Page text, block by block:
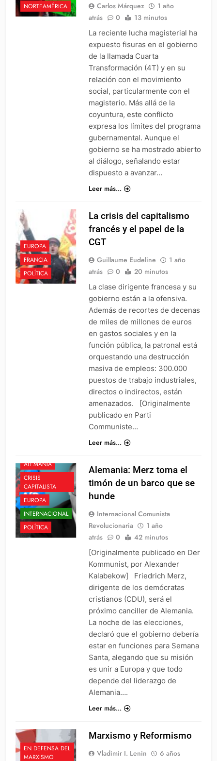
NORTEAMÉRICA
Carlos Márquez
1 año
atrás
0 13 minutos
La reciente lucha magisterial ha
expuesto fisuras en el gobierno
de la llamada Cuarta
Transformación (4T) y en su
relación con el movimiento
social, particularmente con el
magisterio. Más allá de la
coyuntura, este conflicto
expresa los límites del programa
gubernamental. Aunque el
gobierno se ha mostrado abierto
al diálogo, señalando estar
dispuesto a avanzar…
Leer más...
EUROPA
FRANCIA
POLÍTICA
La crisis del capitalismo
francés y el papel de la
CGT
Guillaume Eudeline
1 año
atrás
0 20 minutos
La clase dirigente francesa y su
gobierno están a la ofensiva.
Además de recortes de decenas
de miles de millones de euros
en gastos sociales y en la
función pública, la patronal está
orquestando una destrucción
masiva de empleos: 300.000
puestos de trabajo industriales,
directos o indirectos, están
amenazados. [Originalmente
publicado en Parti
Communiste…
Leer más...
ALEMANIA
CRISIS
CAPITALISTA
EUROPA
INTERNACIONAL
POLÍTICA
Alemania: Merz toma el
timón de un barco que se
hunde
Internacional Comunista
Revolucionaria
1 año
atrás
0 42 minutos
[Originalmente publicado en Der
Kommunist, por Alexander
Kalabekow] Friedrich Merz,
dirigente de los demócratas
cristianos (CDU), será el
próximo canciller de Alemania.
La noche de las elecciones,
declaró que el gobierno debería
estar en funciones para Semana
Santa, alegando que su misión
es unir a Europa y que todo
depende del liderazgo de
Alemania….
Leer más...
EN DEFENSA DEL
MARXISMO
Marxismo y Reformismo
Vladimir I. Lenin
6 años